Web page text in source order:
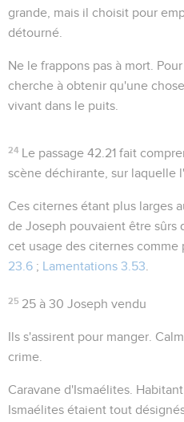
grande, mais il choisit pour
détourné.
Ne le frappons pas à mort .
cherche à obtenir qu'une
vivant dans le puits.
24 Le passage42.21 fait
scène déchirante, sur laquelle
Ces citernes étant plus larges
de Joseph pouvaient être sûrs
cet usage des citernes comme
23.6 ; Lamentations 3.53
25 25 à 30 Joseph vendu
Ils s'assirent pour manger .
crime.
Caravane d'Ismaélites .
Ismaélites étaient tout